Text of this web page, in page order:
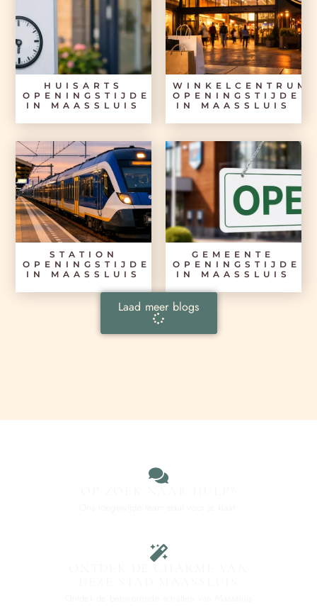
HUISARTS
OPENINGSTIJDEN
IN MAASSLUIS
WINKELCENTRUM
OPENINGSTIJDEN
IN MAASSLUIS
STATION
OPENINGSTIJDEN
IN MAASSLUIS
GEMEENTE
OPENINGSTIJDEN
IN MAASSLUIS
Laad meer blogs